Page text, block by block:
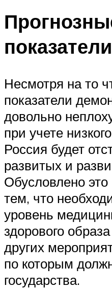
показатели
Несмотря на то
показатели
довольно
при учете
Россия будет
развитых и
Обусловлено
тем, что
уровень
здорового
других
по которым
государства.